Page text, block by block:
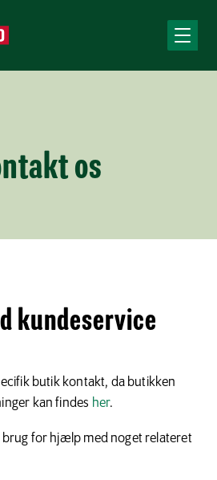
os
kundeservice
butik kontakt, da butikken
kan findes her.
brug for hjælp med noget relateret